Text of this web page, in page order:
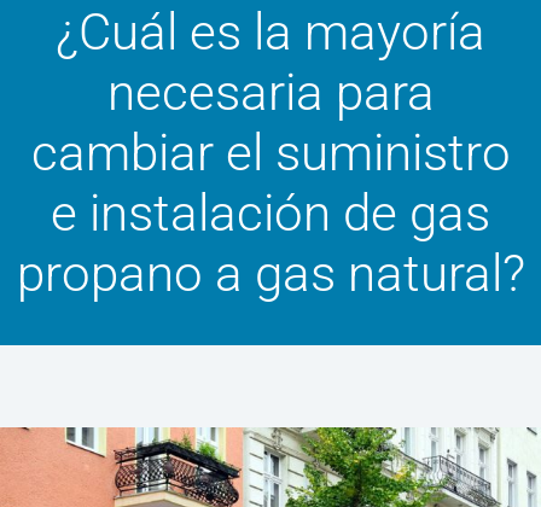
¿Cuál es la mayoría
necesaria para
cambiar el suministro
e instalación de gas
propano a gas natural?